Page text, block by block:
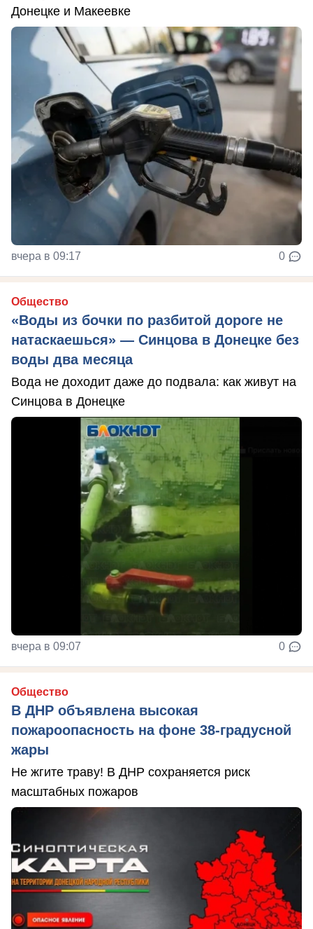
Донецке и Макеевке
вчера в 09:17 0
Общество
«Воды из бочки по разбитой дороге не
натаскаешься» — Синцова в Донецке без
воды два месяца
Вода не доходит даже до подвала: как живут на
Синцова в Донецке
вчера в 09:07 0
Общество
В ДНР объявлена высокая
пожароопасность на фоне 38-градусной
жары
Не жгите траву! В ДНР сохраняется риск
масштабных пожаров